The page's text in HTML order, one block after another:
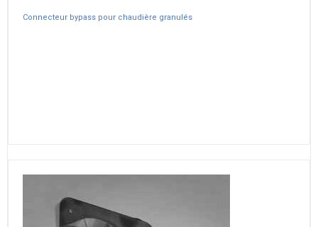
Connecteur bypass pour chaudière granulés